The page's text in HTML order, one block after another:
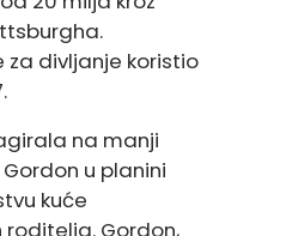
za divljanje koristio
na manji
u planini
kuće
Gordon,